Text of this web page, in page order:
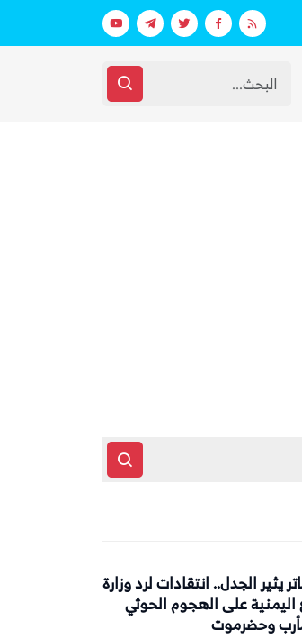
يثير الجدل.. انتقادات لرد وزارة
اليمنية على الهجوم الحوثي
وحضرموت